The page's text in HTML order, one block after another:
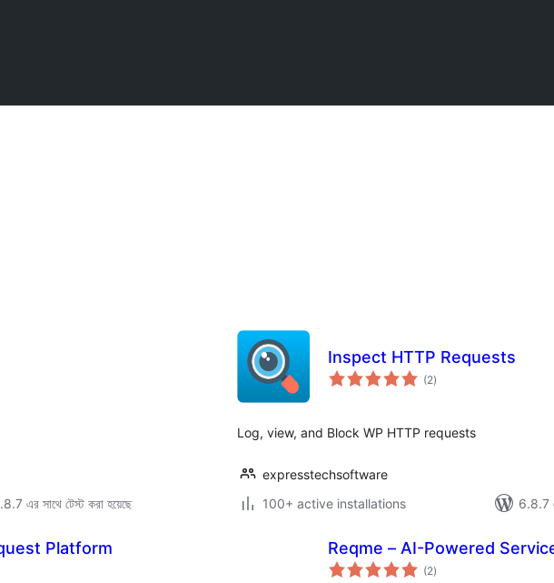
এর সাথে টেস্ট করা হয়েছে
Inspect HTTP Requests
(2total
ratings
)
Log, view, and Block WP HTTP requests
expresstechsoftware
100+ active installations
6.8.7
Platform Reqme – AI-Powered
(2total
ratings
)